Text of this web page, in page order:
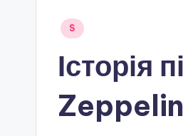
Опубліковано
S
Історія
Zeppelin